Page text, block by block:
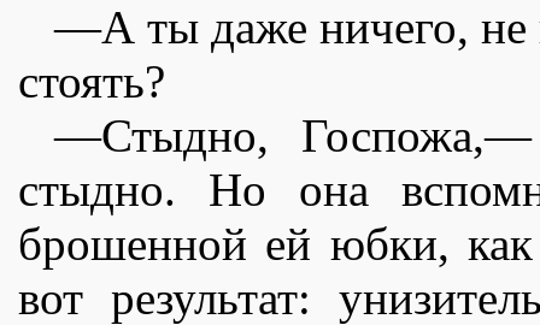
—А ты даже ничего, не
стоять?
—Стыдно, Госпожа,—
стыдно. Но она
брошенной ей юбки,
вот результат: